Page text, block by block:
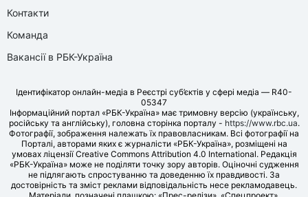
Контакти
Команда
Вакансії в РБК-Україна
Ідентифікатор онлайн-медіа в Реєстрі суб’єктів у сфері медіа — R40-
05347
Інформаційний портал «РБК-Україна» має тримовну версію (українську,
російську та англійську), головна сторінка порталу - https://www.rbc.ua.
Фотографії, зображення належать їх правовласникам. Всі фотографії на
Порталі, авторами яких є журналісти «РБК-Україна», розміщені на
умовах ліцензії Creative Commons Attribution 4.0 International. Редакція
«РБК-Україна» може не поділяти точку зору авторів. Оціночні судження
не підлягають спростуванню та доведенню їх правдивості. За
достовірність та зміст реклами відповідальність несе рекламодавець.